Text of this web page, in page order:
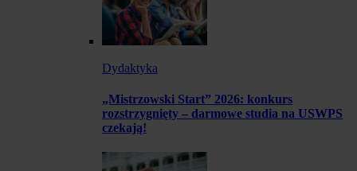
Dydaktyka
„Mistrzowski Start” 2026: konkurs
rozstrzygnięty – darmowe studia na USWPS
czekają!